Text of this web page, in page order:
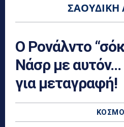
ΣΑΟΥΔΙΚΉ
Ο Ρονάλντο
Νάσρ με αυτόν…
για μεταγραφή!